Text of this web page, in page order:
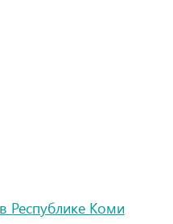
Республике Коми